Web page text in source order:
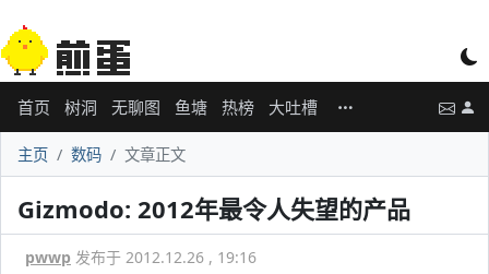
首页 树洞 无聊图 鱼塘 热榜 大吐槽
主页 数码 文章正文
Gizmodo: 2012年最令人失望的产品
pwwp 发布于 2012.12.26 , 19:16